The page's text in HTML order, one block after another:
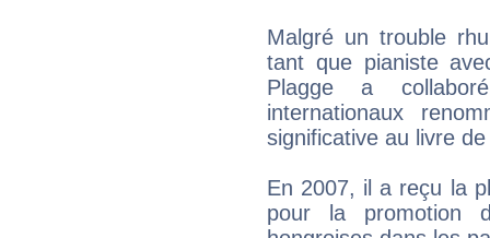
Malgré un trouble
tant que pianiste
Plagge a
internationaux
significative au livre
En 2007, il a reçu la
pour la promotion